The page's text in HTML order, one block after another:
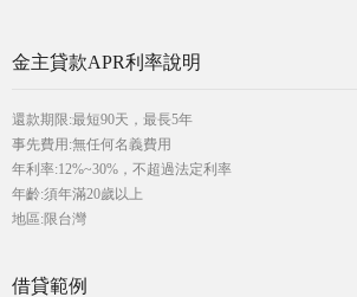
金主貸款APR利率說明
還款期限:最短90天，最長5年
事先費用:無任何名義費用
年利率:12%~30%，不超過法定利率
年齡:須年滿20歲以上
地區:限台灣
借貸範例